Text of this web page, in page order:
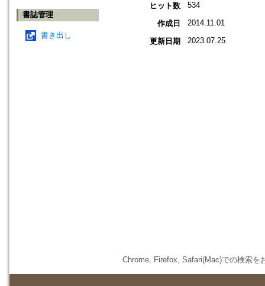
書誌管理
書き出し
ヒット数
534
作成日 2014.11.01
更新日期 2023.07.25
Chrome, Firefox, Safari(Mac)での検索を